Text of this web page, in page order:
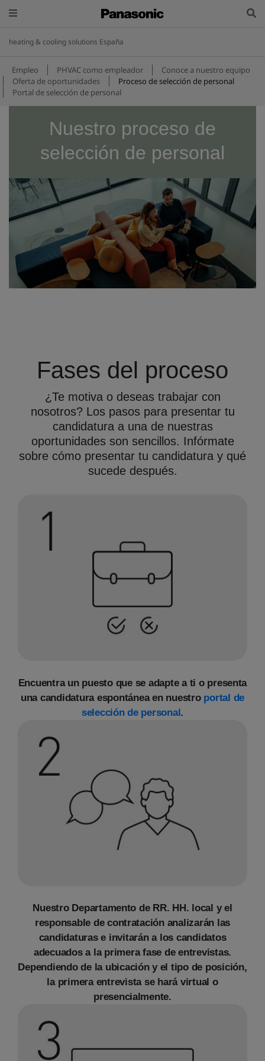
heating & cooling solutions España
Empleo PHVAC como empleador
Conoce a nuestro equipo
Oferta de oportunidades
Proceso de selección de personal
Portal de selección de personal
Nuestro proceso de
selección de personal
Fases del proceso
¿Te motiva o deseas trabajar con
nosotros? Los pasos para presentar tu
candidatura a una de nuestras
oportunidades son sencillos. Infórmate
sobre cómo presentar tu candidatura y qué
sucede después.
Encuentra un puesto que se adapte a ti o presenta
una candidatura espontánea en nuestro portal de
selección de personal.
Nuestro Departamento de RR. HH. local y el
responsable de contratación analizarán las
candidaturas e invitarán a los candidatos
adecuados a la primera fase de entrevistas.
Dependiendo de la ubicación y el tipo de posición,
la primera entrevista se hará virtual o
presencialmente.